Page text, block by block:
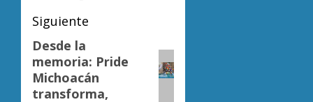
Siguiente
Siguiente
entrada:
Desde la
memoria: Pride
Michoacán
transforma,